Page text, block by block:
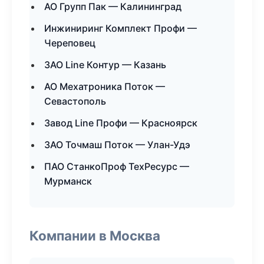
АО Групп Пак — Калининград
Инжиниринг Комплект Профи —
Череповец
ЗАО Line Контур — Казань
АО Мехатроника Поток —
Севастополь
Завод Line Профи — Красноярск
ЗАО Точмаш Поток — Улан-Удэ
ПАО СтанкоПроф ТехРесурс —
Мурманск
Компании в Москва